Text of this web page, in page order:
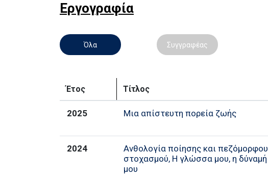
Εργογραφία
Όλα Συγγραφέας
Έτος Τίτλος
2025 Μια απίστευτη πορεία ζωής
2024
Ανθολογία ποίησης και πεζόμορφου
στοχασμού, Η γλώσσα μου, η δύναμή
μου